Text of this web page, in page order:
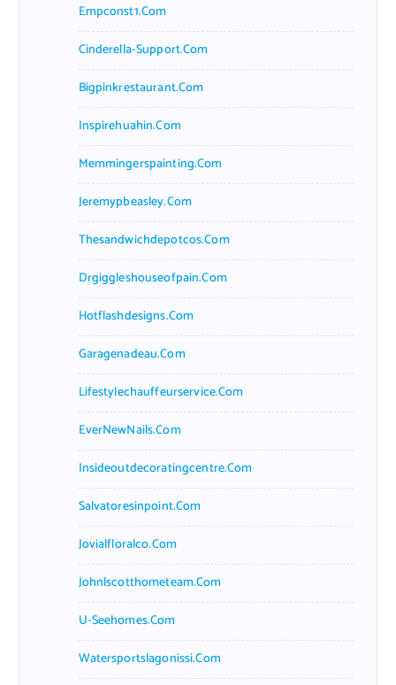
Empconst1.com
Cinderella-Support.com
Bigpinkrestaurant.com
Inspirehuahin.com
Memmingerspainting.com
Jeremypbeasley.com
Thesandwichdepotcos.com
Drgiggleshouseofpain.com
Hotflashdesigns.com
Garagenadeau.com
Lifestylechauffeurservice.com
EverNewNails.com
Insideoutdecoratingcentre.com
Salvatoresinpoint.com
Jovialfloralco.com
Johnlscotthometeam.com
U-Seehomes.com
Watersportslagonissi.com